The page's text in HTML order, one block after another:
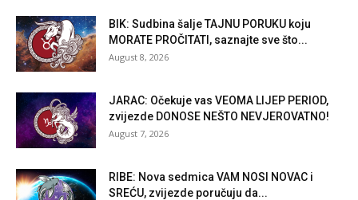
BIK: Sudbina šalje TAJNU PORUKU koju
MORATE PROČITATI, saznajte sve što...
August 8, 2026
JARAC: Očekuje vas VEOMA LIJEP PERIOD,
zvijezde DONOSE NEŠTO NEVJEROVATNO!
August 7, 2026
RIBE: Nova sedmica VAM NOSI NOVAC i
SREĆU, zvijezde poručuju da...